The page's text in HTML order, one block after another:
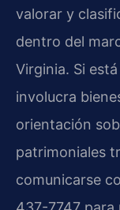
valorar y
dentro del
Virginia. Si
involucra
orientación
patrimoniales
comunicarse